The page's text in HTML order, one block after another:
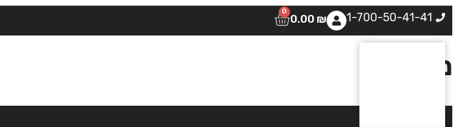
1-700-50-41-41
0.00 ₪
0
מפגש 4